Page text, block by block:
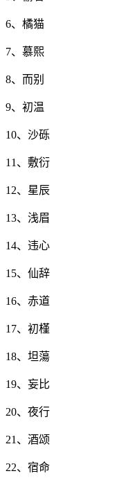
6、橘猫
7、慕熙
8、而别
9、初温
10、沙砾
11、敷衍
12、星辰
13、浅眉
14、违心
15、仙辞
16、赤道
17、初槿
18、坦蕩
19、妄比
20、夜行
21、酒颂
22、宿命